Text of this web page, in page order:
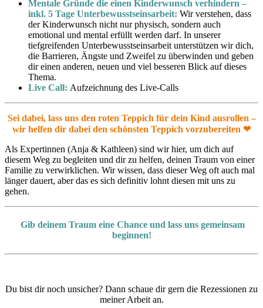
Mentale Gründe die einen Kinderwunsch verhindern –
inkl. 5 Tage Unterbewusstseinsarbeit: Wir verstehen, dass
der Kinderwunsch nicht nur physisch, sondern auch
emotional und mental erfüllt werden darf. In unserer
tiefgreifenden Unterbewusstseinsarbeit unterstützen wir dich,
die Barrieren, Ängste und Zweifel zu überwinden und geben
dir einen anderen, neuen und viel besseren Blick auf dieses
Thema.
Live Call: Aufzeichnung des Live-Calls
Sei dabei, lass uns den roten Teppich für dein Kind ausrollen –
wir helfen dir dabei den schönsten Teppich vorzubereiten ❤
Als Expertinnen (Anja & Kathleen) sind wir hier, um dich auf
diesem Weg zu begleiten und dir zu helfen, deinen Traum von einer
Familie zu verwirklichen. Wir wissen, dass dieser Weg oft auch mal
länger dauert, aber das es sich definitiv lohnt diesen mit uns zu
gehen.
Gib deinem Traum eine Chance und lass uns gemeinsam
beginnen!
Du bist dir noch unsicher? Dann schaue dir gern die Rezessionen zu
meiner Arbeit an.